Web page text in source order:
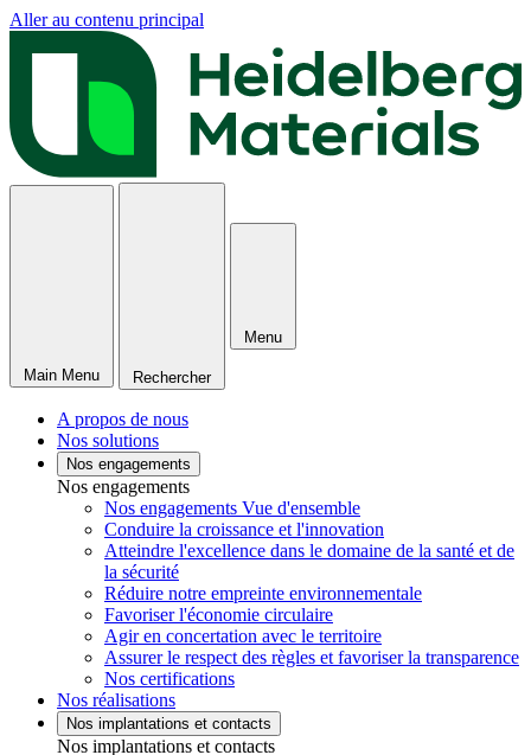
Aller au contenu principal
Main Menu Rechercher
Menu
A propos de nous
Nos solutions
Nos engagements
Nos engagements
Nos engagements Vue d'ensemble
Conduire la croissance et l'innovation
Atteindre l'excellence dans le domaine de la santé et de
la sécurité
Réduire notre empreinte environnementale
Favoriser l'économie circulaire
Agir en concertation avec le territoire
Assurer le respect des règles et favoriser la transparence
Nos certifications
Nos réalisations
Nos implantations et contacts
Nos implantations et contacts